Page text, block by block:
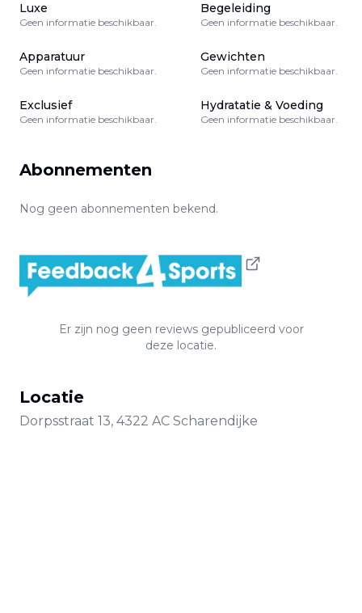
Luxe
Geen informatie beschikbaar.
Begeleiding
Geen informatie beschikbaar.
Apparatuur
Geen informatie beschikbaar.
Gewichten
Geen informatie beschikbaar.
Exclusief
Geen informatie beschikbaar.
Hydratatie & Voeding
Geen informatie beschikbaar.
Abonnementen
Nog geen abonnementen bekend.
Er zijn nog geen reviews gepubliceerd voor
deze locatie.
Locatie
Dorpsstraat 13, 4322 AC Scharendijke